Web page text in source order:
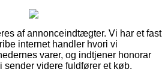
af annonceindtægter. Vi har et fast
internet handler hvori vi
varer, og indtjener honorar
sender videre fuldfører et køb.